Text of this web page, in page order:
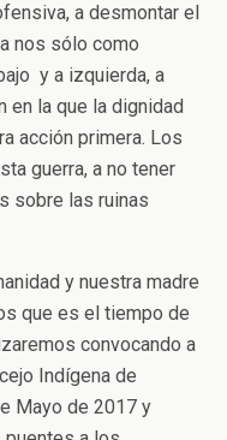
a desmontar el
nos sólo como
y a izquierda, a
en la que la dignidad
acción primera. Los
guerra, a no tener
sobre las ruinas
y nuestra madre
que es el tiempo de
convocando a
Indígena de
Mayo de 2017 y